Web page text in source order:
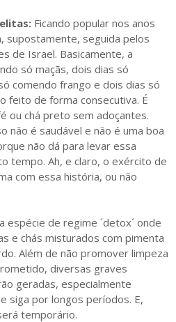
Ficando popular nos anos
supostamente, seguida pelos
de Israel. Basicamente, a
só maçãs, dois dias só
comendo frango e dois dias só
feito de forma consecutiva. É
ou chá preto sem adoçantes.
não é saudável e não é uma boa
não dá para levar essa
tempo. Ah, e claro, o exército de
com essa história, ou não
espécie de regime ´detox´ onde
e chás misturados com pimenta
Além de não promover limpeza
diversas graves
geradas, especialmente
siga por longos períodos. E,
temporário.